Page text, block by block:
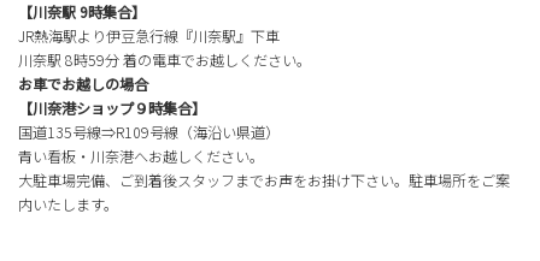
【川奈駅 9時集合】
JR熱海駅より伊豆急行線『川奈駅』下車
川奈駅 8時59分 着の電車でお越しください。
お車でお越しの場合
【川奈港ショップ９時集合】
国道135号線⇒R109号線（海沿い県道）
青い看板・川奈港へお越しください。
大駐車場完備、ご到着後スタッフまでお声をお掛け下さい。駐車場所をご案
内いたします。